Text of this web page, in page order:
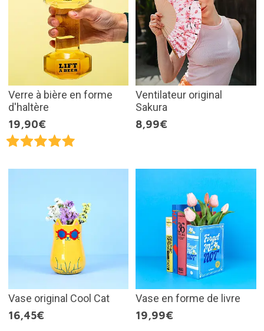
Verre à bière en forme
d'haltère
19,90€
Ventilateur original
Sakura
8,99€
Vase original Cool Cat
16,45€
Vase en forme de livre
19,99€